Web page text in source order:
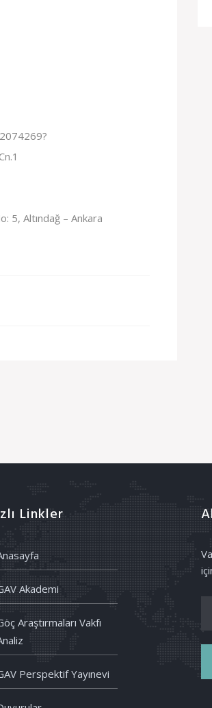
5, Altındağ – Ankara
Linkler
Akademi
Araştırmaları Vakfı
Perspektif Yayınevi